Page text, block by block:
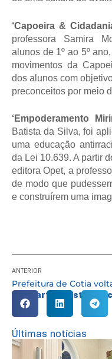
‘Capoeira &
professora Samira
alunos de 1º ao 5º
movimentos da
dos alunos com
preconceitos por meio
‘Empoderamento
Batista da Silva, foi
uma educação
da Lei 10.639. A partir
editora Opet, a
de modo que
e construírem uma
ANTERIOR
Compartilhe esta
Últimas notícias